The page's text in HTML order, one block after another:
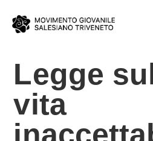
Legge
vita